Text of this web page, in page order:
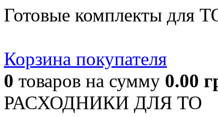
Готовые комплекты для
Корзина покупателя
0 товаров на сумму 0.00
РАСХОДНИКИ ДЛЯ ТО